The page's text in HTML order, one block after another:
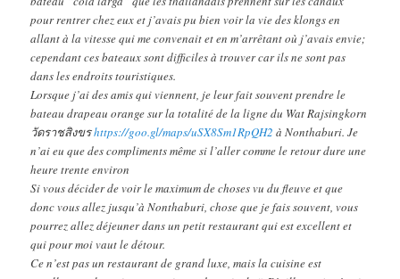
pour rentrer chez eux et j’avais pu bien voir la vie des klongs en
allant à la vitesse qui me convenait et en m’arrêtant où j’avais envie;
cependant ces bateaux sont difficiles à trouver car ils ne sont pas
dans les endroits touristiques.
Lorsque j’ai des amis qui viennent, je leur fait souvent prendre le
bateau drapeau orange sur la totalité de la ligne du Wat Rajsingkorn
วัดราชสิงขรhttps://goo.gl/maps/uSX8Sm1RpQH2 à Nonthaburi. Je
n’ai eu que des compliments même si l’aller comme le retour dure une
heure trente environ
Si vous décider de voir le maximum de choses vu du fleuve et que
donc vous allez jusqu’à Nonthaburi, chose que je fais souvent, vous
pourrez allez déjeuner dans un petit restaurant qui est excellent et
qui pour moi vaut le détour.
Ce n’est pas un restaurant de grand luxe, mais la cuisine est